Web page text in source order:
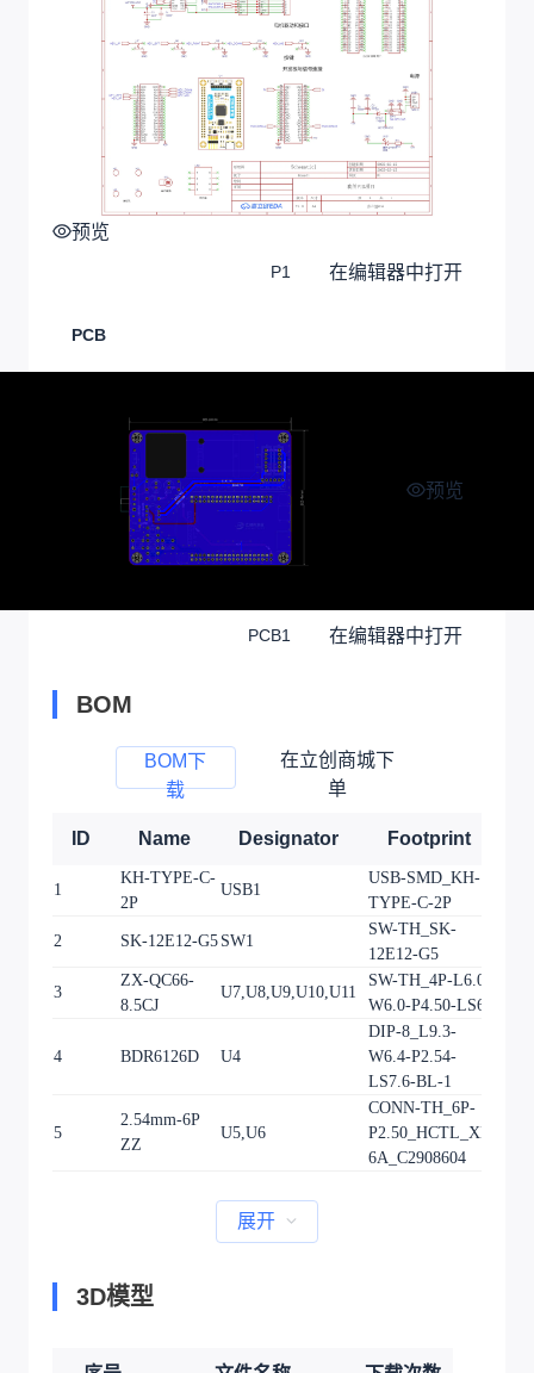
预览
P1 在编辑器中打开
PCB
预览
PCB1 在编辑器中打开
BOM
BOM下
载
在立创商城下
单
ID Name Designator Footprint
1
KH-TYPE-C-
2P
USB1
USB-SMD_KH-
TYPE-C-2P
2 SK-12E12-G5 SW1
SW-TH_SK-
12E12-G5
3
ZX-QC66-
8.5CJ
U7,U8,U9,U10,U11
SW-TH_4P-L6.0-
W6.0-P4.50-LS6.3
4 BDR6126D U4
DIP-8_L9.3-
W6.4-P2.54-
LS7.6-BL-1
5
2.54mm-6P
ZZ
U5,U6
CONN-TH_6P-
P2.50_HCTL_XH-
6A_C2908604
展开
3D模型